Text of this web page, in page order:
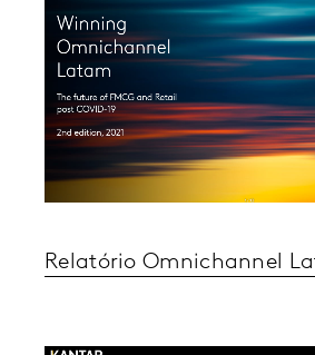
Relatório Omnichannel